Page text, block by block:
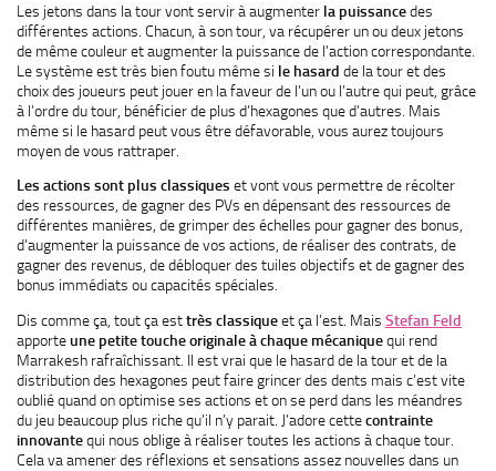
Les jetons dans la tour vont servir à augmenter la puissancedes
différentes actions. Chacun, à son tour, va récupérer un ou deux jetons
de même couleur et augmenter la puissance de l’action correspondante.
Le système est très bien foutu même si le hasard de la tour et des
choix des joueurs peut jouer en la faveur de l’un ou l’autre qui peut, grâce
à l’ordre du tour, bénéficier de plus d’hexagones que d’autres. Mais
même si le hasard peut vous être défavorable, vous aurez toujours
moyen de vous rattraper.
Les actions sont plus classiques et vont vous permettre de récolter
des ressources, de gagner des PVs en dépensant des ressources de
différentes manières, de grimper des échelles pour gagner des bonus,
d’augmenter la puissance de vos actions, de réaliser des contrats, de
gagner des revenus, de débloquer des tuiles objectifs et de gagner des
bonus immédiats ou capacités spéciales.
Dis comme ça, tout ça esttrès classiqueet ça l’est. Mais Stefan Feld
apporteune petite touche originale à chaque mécaniquequi rend
Marrakesh rafraîchissant. Il est vrai que le hasard de la tour et de la
distribution des hexagones peut faire grincer des dents mais c’est vite
oublié quand on optimise ses actions et on se perd dans les méandres
du jeu beaucoup plus riche qu’il n’y parait. J’adore cettecontrainte
innovantequi nous oblige à réaliser toutes les actions à chaque tour.
Cela va amener des réflexions et sensations assez nouvelles dans un